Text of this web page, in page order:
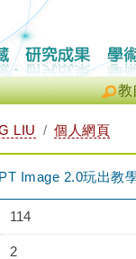
教
LIU 個人網頁
Image 2.0玩出教
114
2